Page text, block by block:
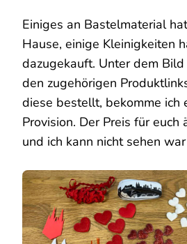
Einiges an Bastelmaterial
Hause, einige Kleinigkeiten
dazugekauft. Unter dem
den zugehörigen
diese bestellt, bekomme ich
Provision. Der Preis für euch
und ich kann nicht sehen